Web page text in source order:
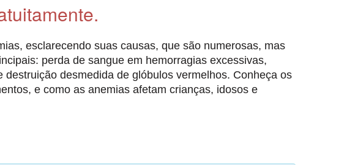
esclarecendo suas causas, que são numerosas, mas
perda de sangue em hemorragias excessivas,
desmedida de glóbulos vermelhos. Conheça os
e como as anemias afetam crianças, idosos e